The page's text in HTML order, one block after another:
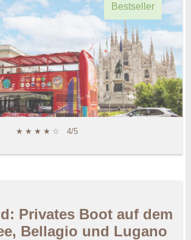
Bestseller
★ ★ ★ ★ ☆ 4/5
Privates Boot auf dem
Bellagio und Lugano